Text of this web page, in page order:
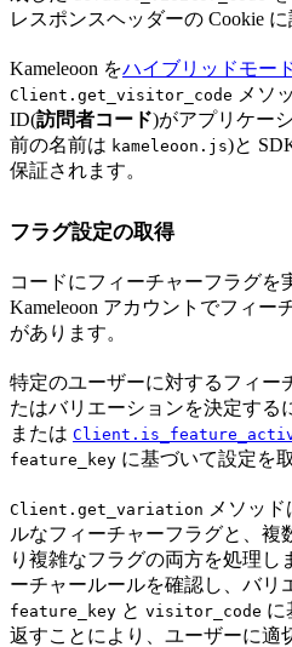
レスポンスヘッダーの Cookie に
Kameleoon をハイブリッドモー
Client.get_visitor_code メソ
ID(訪問者コード)がアプリケー
前の名前は kameleoon.js)と
保証されます。
フラグ設定の取得
コードにフィーチャーフラグを
Kameleoon アカウントでフィー
があります。
特定のユーザーに対するフィー
たはバリエーションを決定する
または
feature_key に基づいて設定を
Client.get_variation メソッ
ルなフィーチャーフラグと、複
り複雑なフラグの両方を処理し
ーチャールールを確認し、バリ
feature_key と visitor_code に
返すことにより、ユーザーに適